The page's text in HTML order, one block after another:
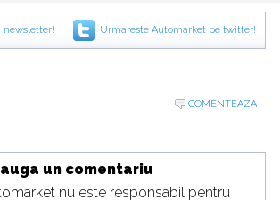
newsletter! Urmareste Automarket pe twitter!
COMENTEAZA
un comentariu
nu este responsabil pentru